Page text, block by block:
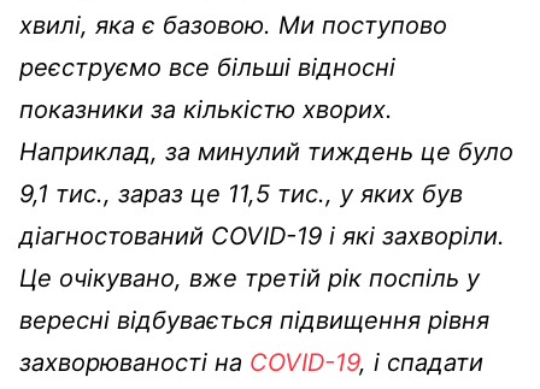
хвилі, яка є базовою. Ми поступово
реєструємо все більші відносні
показники за кількістю хворих.
Наприклад, за минулий тиждень це було
9,1 тис., зараз це 11,5 тис., у яких був
діагностований COVID-19 і які захворіли.
Це очікувано, вже третій рік поспіль у
вересні відбувається підвищення рівня
захворюваності на COVID-19, і спадати